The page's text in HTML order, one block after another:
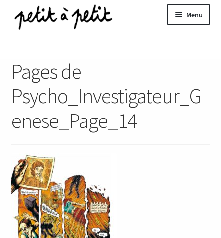
Aller
à
Aller
au
Menu
Pages de
Psycho_Investigateur_G
enese_Page_14